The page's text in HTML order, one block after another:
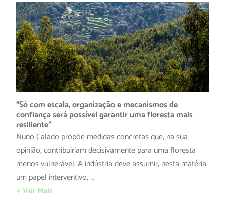
“Só com escala, organização e mecanismos de
confiança será possível garantir uma floresta mais
resiliente”
Nuno Calado propõe medidas concretas que, na sua
opinião, contribuiriam decisivamente para uma floresta
menos vulnerável. A indústria deve assumir, nesta matéria,
um papel interventivo, …
+ Ver Mais